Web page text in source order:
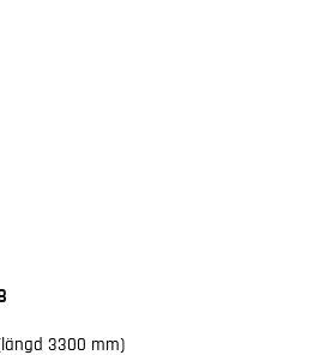
3300 mm)